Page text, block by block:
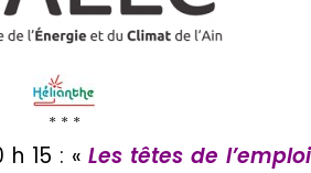
* * *
h 15 : « Les têtes de l’emploi